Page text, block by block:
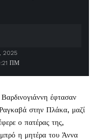
ΠΜ
2025
έφτασαν
στην Πλάκα, μαζί
ο πατέρας της,
η μητέρα του Άννα